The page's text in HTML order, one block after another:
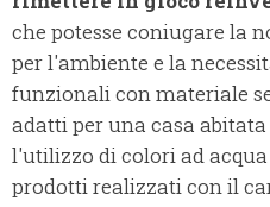
che potesse coniugare la
per l'ambiente e la
funzionali con materiale
adatti per una casa
l'utilizzo di colori ad
prodotti realizzati con il